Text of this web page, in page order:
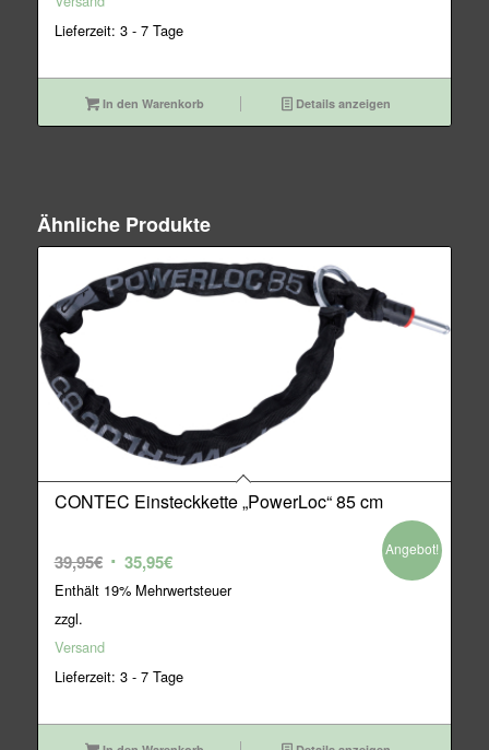
Lieferzeit: 3 - 7 Tage
In den Warenkorb Details anzeigen
Ähnliche Produkte
CONTEC Einsteckkette „PowerLoc“ 85 cm
39,95€ Ursprünglicher
Preis
35,95€Aktueller
Preis
Enthält 19% Mehrwertsteuer
zzgl.
Versand
Lieferzeit: 3 - 7 Tage
Angebot!